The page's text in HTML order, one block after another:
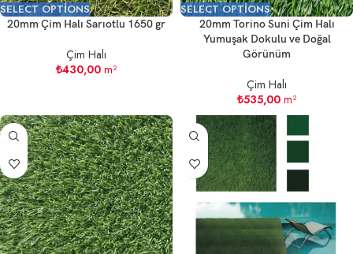
SELECT OPTIONS
20mm Çim Halı Sarıotlu 1650 gr
Çim Halı
₺430,00 m²
SELECT OPTIONS
20mm Torino Suni Çim Halı
Yumuşak Dokulu ve Doğal
Görünüm
Çim Halı
₺535,00 m²